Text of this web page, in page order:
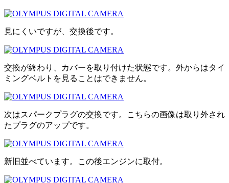
見にくいですが、交換後です。
交換が終わり、カバーを取り付けた状態です。外からはタイ
ミングベルトを見ることはできません。
次はスパークプラグの交換です。こちらの画像は取り外され
たプラグのアップです。
新旧並べています。この後エンジンに取付。